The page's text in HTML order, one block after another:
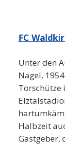
FC
Unter den
Nagel,
Torschütze
Halbzeit
Gastgeber,